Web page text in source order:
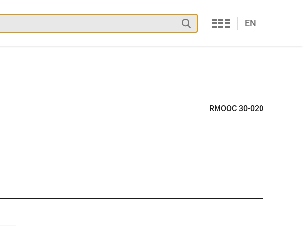
Suchen
Services
EN
RMOOC 30-020